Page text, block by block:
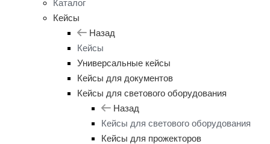
Каталог
Кейсы
Назад
Кейсы
Универсальные кейсы
Кейсы для документов
Кейсы для светового оборудования
Назад
Кейсы для светового оборудования
Кейсы для прожекторов